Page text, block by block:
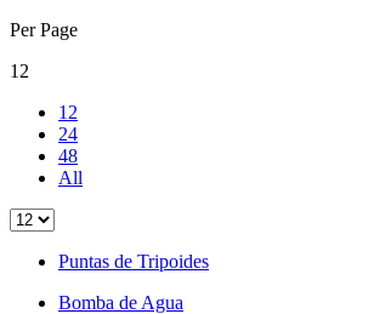
Per Page
12
12
24
48
All
Puntas de Tripoides
Bomba de Agua